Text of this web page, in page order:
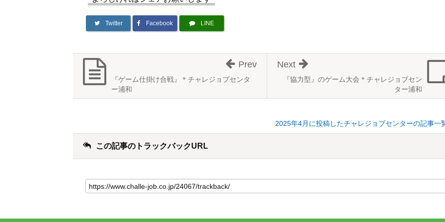
Twitter Facebook LINE
『協力型』のゲーム大会＊チャレジョブセン
ター浦和
Next
『ゲーム仕掛け合戦』＊チャレジョブセンタ
ー浦和
Prev
2025年4月に投稿したチャレジョブセンターの記事一
この記事のトラックバックURL
の
記